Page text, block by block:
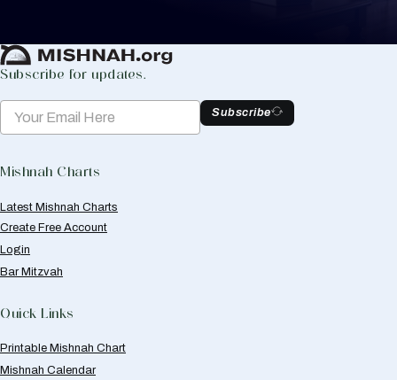
Subscribe for updates.
Subscribe
Mishnah Charts
Latest Mishnah Charts
Create Free Account
Login
Bar Mitzvah
Quick Links
Printable Mishnah Chart
Mishnah Calendar